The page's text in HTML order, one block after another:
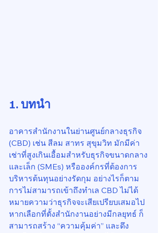
1. บทนำ
อาคารสำนักงานในย่านศูนย์กลางธุรกิจ
(CBD) เช่น สีลม สาทร สุขุมวิท มักมีค่า
เช่าที่สูงเกินเอื้อมสำหรับธุรกิจขนาดกลาง
และเล็ก (SMEs) หรือองค์กรที่ต้องการ
บริหารต้นทุนอย่างรัดกุม อย่างไรก็ตาม
การไม่สามารถเข้าถึงทำเล CBD ไม่ได้
หมายความว่าธุรกิจจะเสียเปรียบเสมอไป
หากเลือกที่ตั้งสำนักงานอย่างมีกลยุทธ์ ก็
สามารถสร้าง “ความคุ้มค่า” และดึง